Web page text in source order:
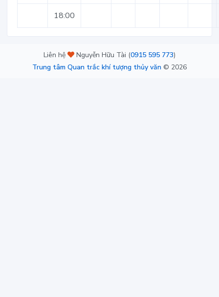
18:00
Liên hệ Nguyễn Hữu Tài (0915 595 773)
Trung tâm Quan trắc khí tượng thủy văn © 2026